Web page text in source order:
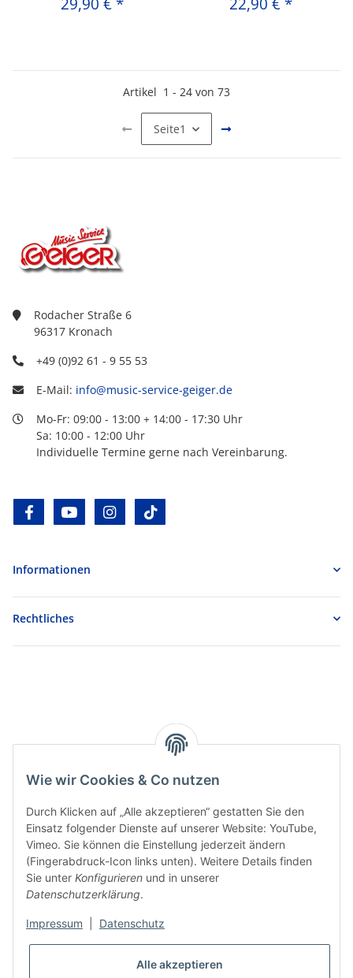
Wie wir Cookies & Co nutzen
Durch Klicken auf „Alle akzeptieren“ gestatten Sie den
Einsatz folgender Dienste auf unserer Website: YouTube,
Vimeo. Sie können die Einstellung jederzeit ändern
(Fingerabdruck-Icon links unten). Weitere Details finden
Sie unter Konfigurieren und in unserer
Datenschutzerklärung.
Impressum Datenschutz
Alle akzeptieren
29,90 € * 22,90 € *
Artikel 1 - 24 von 73
Seite1
Rodacher Straße 6
96317 Kronach
+49 (0)92 61 - 9 55 53
E-Mail: info@music-service-geiger.de
Mo-Fr: 09:00 - 13:00 + 14:00 - 17:30 Uhr
Sa: 10:00 - 12:00 Uhr
Individuelle Termine gerne nach Vereinbarung.
facebookyoutube instagram
Informationen
Rechtliches